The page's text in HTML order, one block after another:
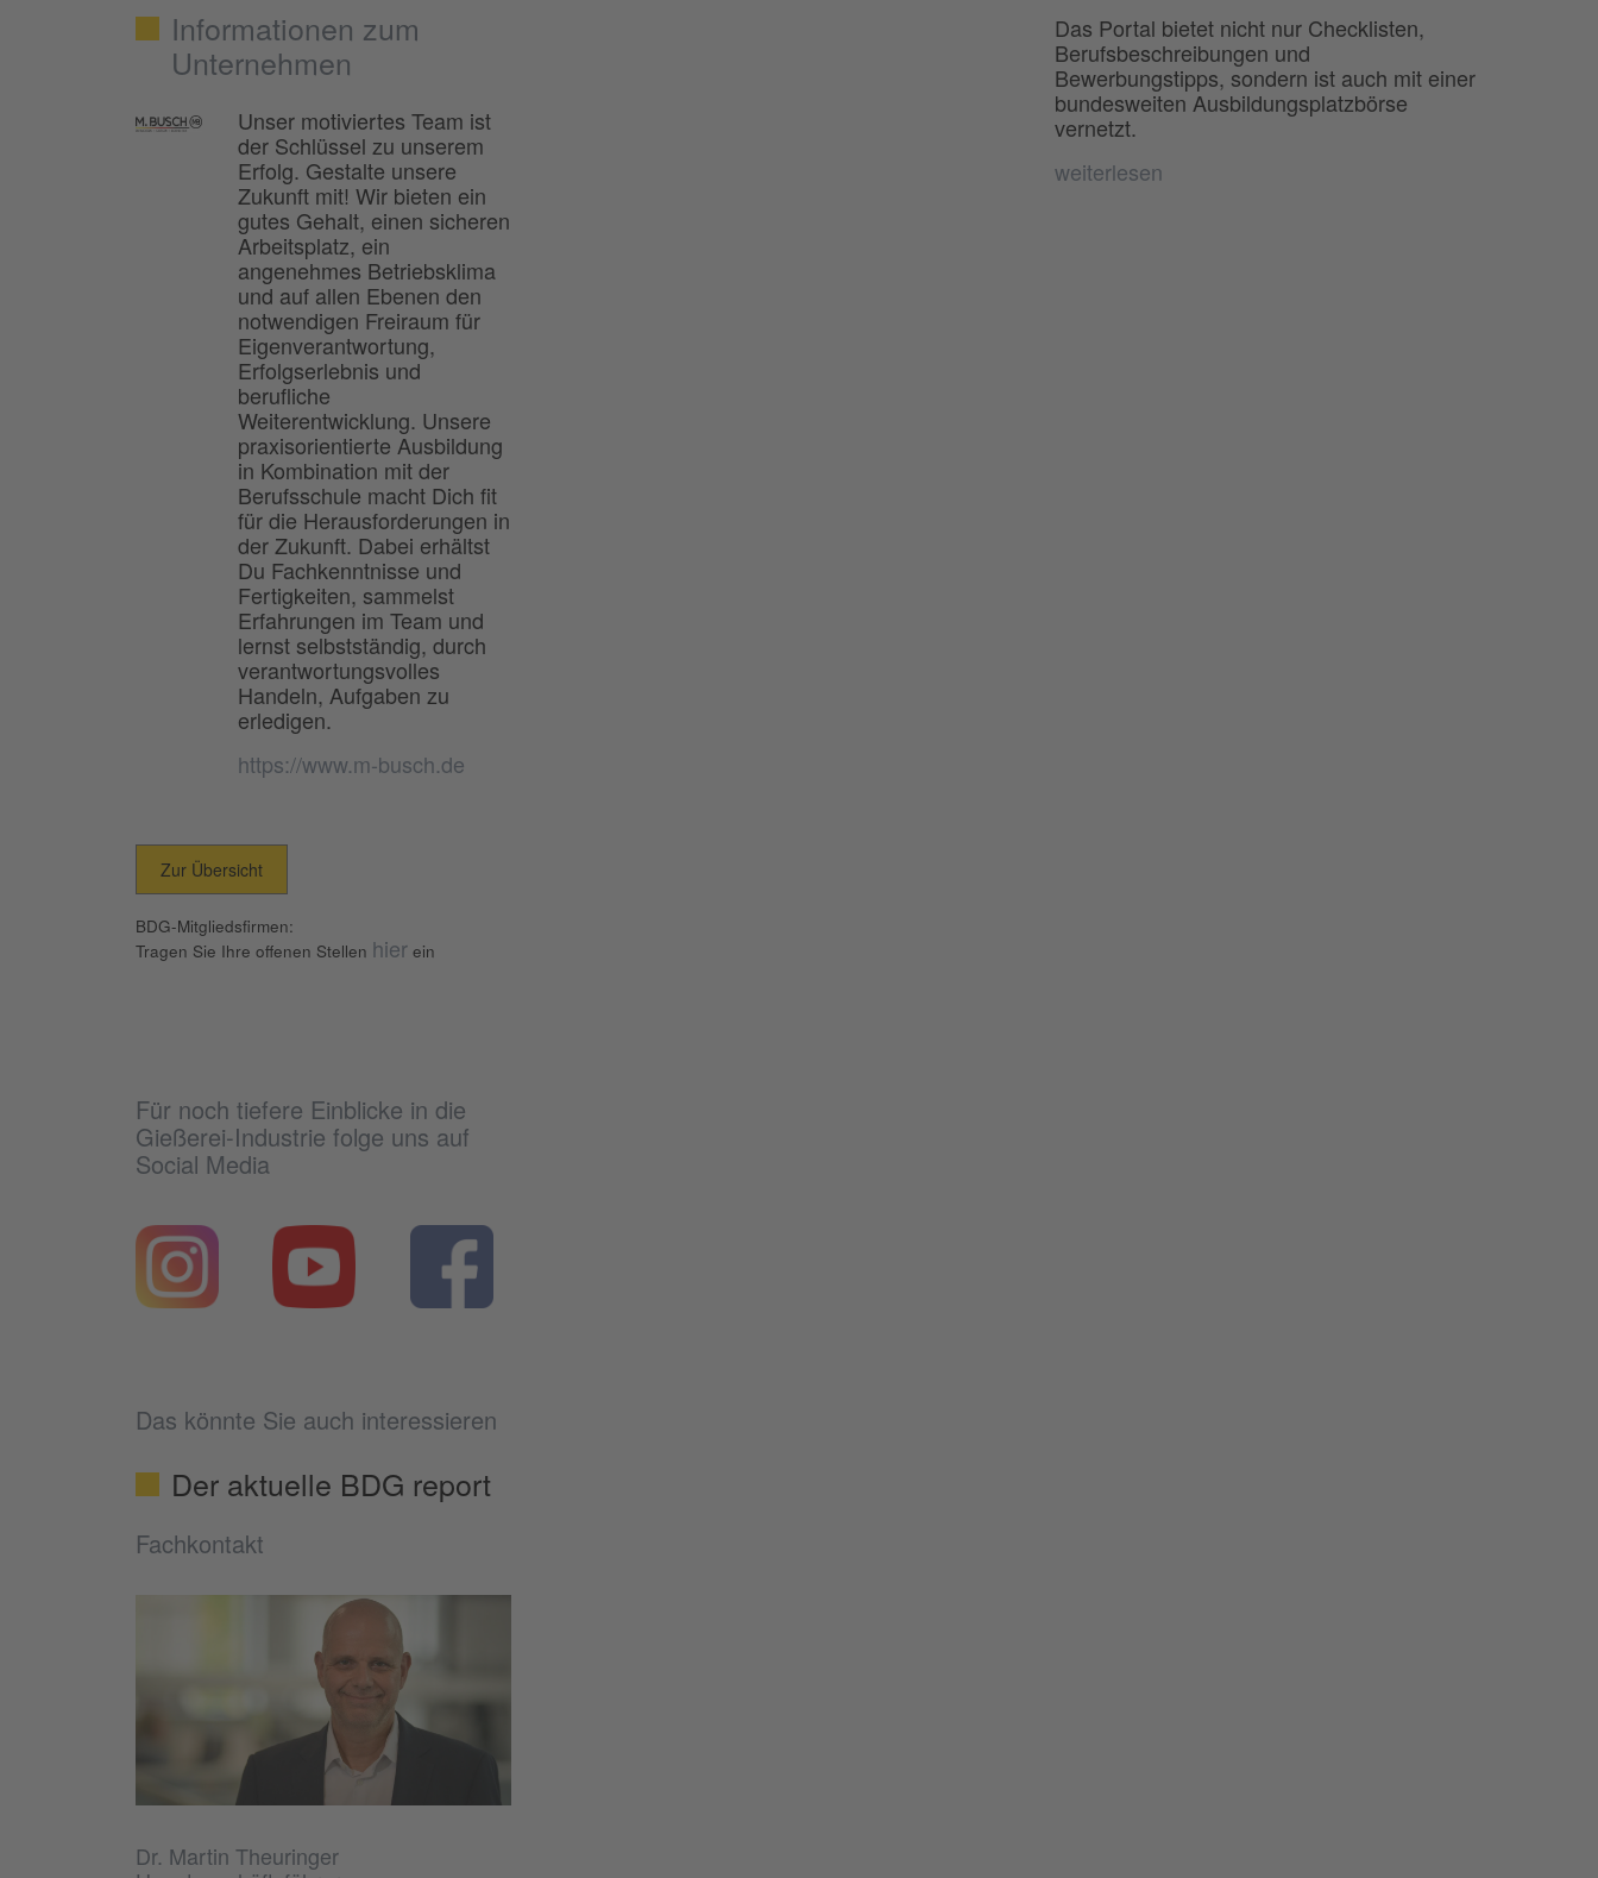
Informationen zum
Unternehmen
Unser motiviertes Team ist
der Schlüssel zu unserem
Erfolg. Gestalte unsere
Zukunft mit! Wir bieten ein
gutes Gehalt, einen sicheren
Arbeitsplatz, ein
angenehmes Betriebsklima
und auf allen Ebenen den
notwendigen Freiraum für
Eigenverantwortung,
Erfolgserlebnis und
berufliche
Weiterentwicklung. Unsere
praxisorientierte Ausbildung
in Kombination mit der
Berufsschule macht Dich fit
für die Herausforderungen in
der Zukunft. Dabei erhältst
Du Fachkenntnisse und
Fertigkeiten, sammelst
Erfahrungen im Team und
lernst selbstständig, durch
verantwortungsvolles
Handeln, Aufgaben zu
erledigen.
https://www.m-busch.de
Zur Übersicht
BDG-Mitgliedsfirmen:
Tragen Sie Ihre offenen Stellen hier ein
Für noch tiefere Einblicke in die
Gießerei-Industrie folge uns auf
Social Media
Das könnte Sie auch interessieren
Der aktuelle BDG report
Fachkontakt
Dr. Martin Theuringer
Das Portal bietet nicht nur Checklisten,
Berufsbeschreibungen und
Bewerbungstipps, sondern ist auch mit einer
bundesweiten Ausbildungsplatzbörse
vernetzt.
weiterlesen